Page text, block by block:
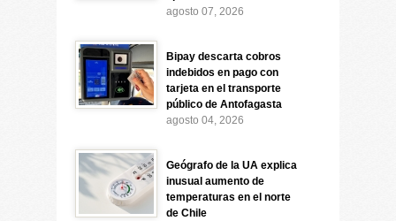
agosto 07, 2026
Bipay descarta cobros
indebidos en pago con
tarjeta en el transporte
público de Antofagasta
agosto 04, 2026
Geógrafo de la UA explica
inusual aumento de
temperaturas en el norte
de Chile